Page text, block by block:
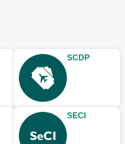
SCDP
SECI